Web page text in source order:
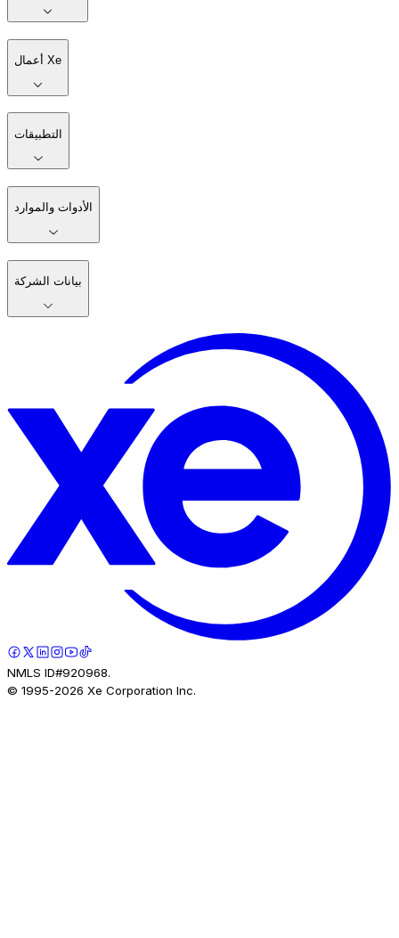
أعمال Xe
التطبيقات
الأدوات والموارد
بيانات الشركة
NMLS ID#920968.
© 1995-2026 Xe Corporation Inc.